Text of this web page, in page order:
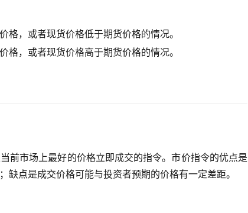
格，或者现货价格低于期货价格的情况。
格，或者现货价格高于期货价格的情况。
前市场上最好的价格立即成交的指令。市价指令的优点是
点是成交价格可能与投资者预期的价格有一定差距。